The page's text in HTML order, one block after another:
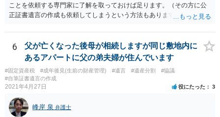
ことを依頼する専門家に了解を取っておけば足ります。（その方に公
正証書遺言の作成も依頼してしまうという方法もあります） 事前に了
ません。 遺言執行者に就任し、遺言執行が完了したときの報酬だけ、
弁護士費用としてかかります。 ・亡くなった際に、法務局に預けた自
筆証書遺言の存在を親族がなかったものにされる可能性 ⇒自筆の遺言
書を法務局に保管した場合、死亡後、法務局に遺言書の有無を照会す
ることになりますので、「法務局に預けた自筆証書遺言の存在を親族
がなかったもの」にすることはできません。 存在をなかったものにす
がありえますが、その予防方法は、遺言者と面談してみないと判断が
難しいです。
6
父が亡くなった後母が相続しますが同じ敷地内に
あるアパートに父の弟夫婦が住んでいます
#固定資産税 #成年後見(生前の財産管理) #遺言 #遺産分割
#協議
#自筆証書遺言の作成
2021年4月27日 役にたった 3
峰岸 泉 弁護士